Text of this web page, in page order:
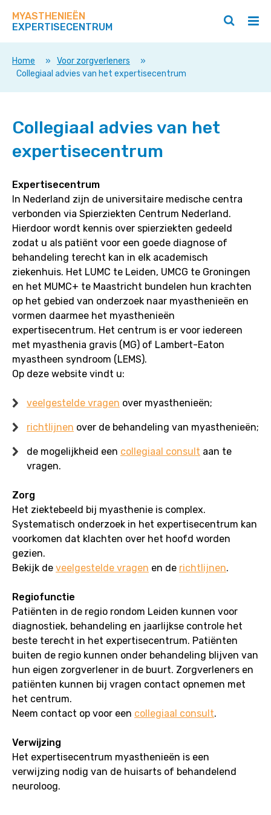
direct
op
deze
MYASTHENIEËN
EXPERTISECENTRUM
/
Zoeken
/
Home » Voor zorgverleners
»
Collegiaal advies van het expertisecentrum
Collegiaal advies van het
expertisecentrum
Expertisecentrum
In Nederland zijn de universitaire medische centra
verbonden via Spierziekten Centrum Nederland.
Hierdoor wordt kennis over spierziekten gedeeld
zodat u als patiënt voor een goede diagnose of
behandeling terecht kan in elk academisch
ziekenhuis. Het LUMC te Leiden, UMCG te Groningen
en het MUMC+ te Maastricht bundelen hun krachten
op het gebied van onderzoek naar myasthenieën en
vormen daarmee het myasthenieën
expertisecentrum. Het centrum is er voor iedereen
met myasthenia gravis (MG) of Lambert-Eaton
myastheen syndroom (LEMS).
Op deze website vindt u:
veelgestelde vragen over myasthenieën;
richtlijnen over de behandeling van myasthenieën;
de mogelijkheid een collegiaal consult aan te
vragen.
Zorg
Het ziektebeeld bij myasthenie is complex.
Systematisch onderzoek in het expertisecentrum kan
voorkomen dat klachten over het hoofd worden
gezien.
Bekijk de veelgestelde vragen en de richtlijnen.
Regiofunctie
Patiënten in de regio rondom Leiden kunnen voor
diagnostiek, behandeling en jaarlijkse controle het
beste terecht in het expertisecentrum. Patiënten
buiten de regio kunnen onder behandeling blijven van
hun eigen zorgverlener in de buurt. Zorgverleners en
patiënten kunnen bij vragen contact opnemen met
het centrum.
Neem contact op voor een collegiaal consult.
Verwijzing
Het expertisecentrum myasthenieën is een
verwijzing nodig van de huisarts of behandelend
neuroloog.